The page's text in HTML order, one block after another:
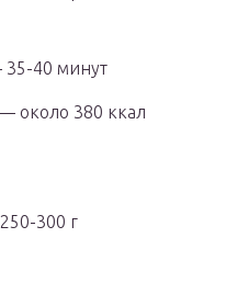
40 минут
около 380 ккал
300 г